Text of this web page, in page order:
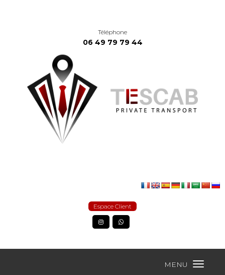
Téléphone
06 49 79 79 44
Espace Client
MENU